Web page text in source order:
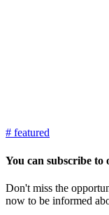
# featured
You can subscribe to
Don't miss the
now to be informed